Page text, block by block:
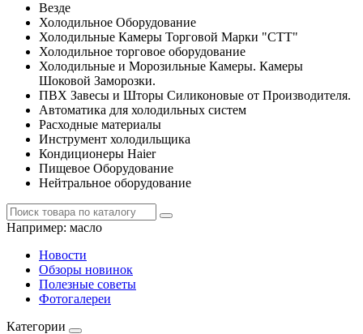
Везде
Холодильное Оборудование
Холодильные Камеры Торговой Марки "СТТ"
Холодильное торговое оборудование
Холодильные и Морозильные Камеры. Камеры
Шоковой Заморозки.
ПВХ Завесы и Шторы Силиконовые от Производителя.
Автоматика для холодильных систем
Расходные материалы
Инструмент холодильщика
Кондиционеры Haier
Пищевое Оборудование
Нейтральное оборудование
Например: масло
Новости
Обзоры новинок
Полезные советы
Фотогалереи
Категории